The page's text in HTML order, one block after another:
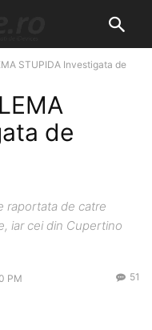
STUPIDA Investigata de
de
raportata de catre
iar cei din Cupertino
PM 51